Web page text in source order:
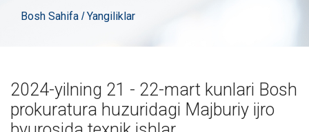
Bosh Sahifa /Yangiliklar
2024-yilning 21 - 22-mart kunlari Bosh
prokuratura huzuridagi Majburiy ijro